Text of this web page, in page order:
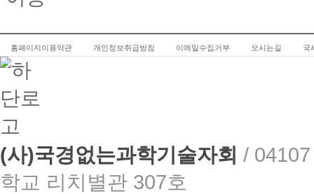
홈페이지이용약관 개인정보취급방침 이메일수집거부 오시는길 국
(사)국경없는과학기술자회 /
학교 리치별관 307호